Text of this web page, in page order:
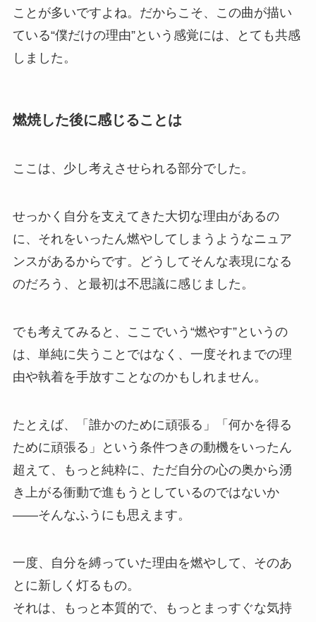
ことが多いですよね。だからこそ、この曲が描い
ている“僕だけの理由”という感覚には、とても共感
しました。
燃焼した後に感じることは
ここは、少し考えさせられる部分でした。
せっかく自分を支えてきた大切な理由があるの
に、それをいったん燃やしてしまうようなニュア
ンスがあるからです。どうしてそんな表現になる
のだろう、と最初は不思議に感じました。
でも考えてみると、ここでいう“燃やす”というの
は、単純に失うことではなく、一度それまでの理
由や執着を手放すことなのかもしれません。
たとえば、「誰かのために頑張る」「何かを得る
ために頑張る」という条件つきの動機をいったん
超えて、もっと純粋に、ただ自分の心の奥から湧
き上がる衝動で進もうとしているのではないか
――そんなふうにも思えます。
一度、自分を縛っていた理由を燃やして、そのあ
とに新しく灯るもの。
それは、もっと本質的で、もっとまっすぐな気持